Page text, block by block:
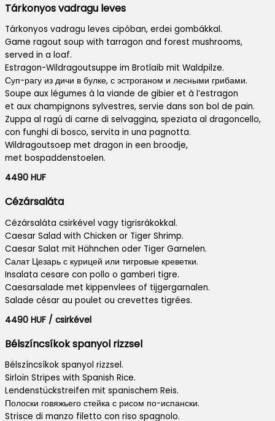
Tárkonyos vadragu leves
Tárkonyos vadragu leves cipóban, erdei gombákkal.
Game ragout soup with tarragon and forest mushrooms,
served in a loaf.
Estragon-Wildragoutsuppe im Brotlaib mit Waldpilze.
Суп-рагу из дичи в булке, с эстроганом и лесными грибами.
Soupe aux légumes à la viande de gibier et à l’estragon
et aux champignons sylvestres, servie dans son bol de pain.
Zuppa al ragú di carne di selvaggina, speziata al dragoncello,
con funghi di bosco, servita in una pagnotta.
Wildragoutsoep met dragon in een broodje,
met bospaddenstoelen.
4490 HUF
Cézársaláta
Cézársaláta csirkével vagy tigrisrákokkal.
Caesar Salad with Chicken or Tiger Shrimp.
Caesar Salat mit Hähnchen oder Tiger Garnelen.
Салат Цезарь с курицей или тигровые креветки.
Insalata cesare con pollo o gamberi tigre.
Caesarsalade met kippenvlees of tijgergarnalen.
Salade césar au poulet ou crevettes tigrées.
4490 HUF / csirkével
Bélszíncsíkok spanyol rizzsel
Bélszíncsíkok spanyol rizzsel.
Sirloin Stripes with Spanish Rice.
Lendenstückstreifen mit spanischem Reis.
Полоски говяжьего стейка с рисом по-испански.
Strisce di manzo filetto con riso spagnolo.